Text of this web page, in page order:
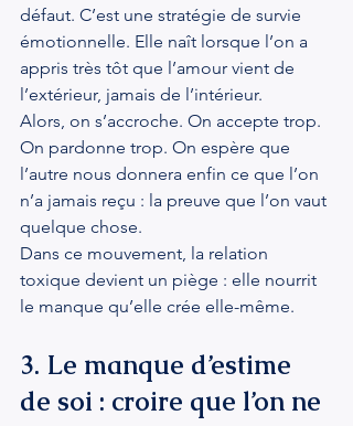
défaut. C’est une stratégie de survie
émotionnelle. Elle naît lorsque l’on a
appris très tôt que l’amour vient de
l’extérieur, jamais de l’intérieur.
Alors, on s’accroche. On accepte trop.
On pardonne trop. On espère que
l’autre nous donnera enfin ce que l’on
n’a jamais reçu : la preuve que l’on vaut
quelque chose.
Dans ce mouvement, la relation
toxique devient un piège : elle nourrit
le manque qu’elle crée elle-même.
3. Le manque d’estime
de soi : croire que l’on ne